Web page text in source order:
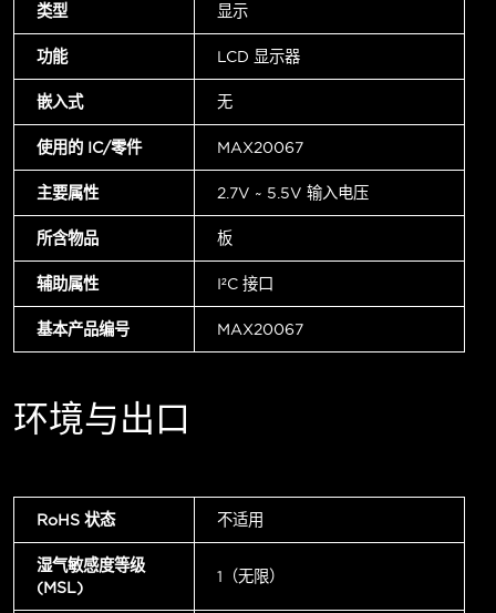
类型 显示
功能 LCD 显示器
嵌入式 无
使用的 IC/零件 MAX20067
主要属性 2.7V ~ 5.5V 输入电压
所含物品 板
辅助属性 I²C 接口
基本产品编号 MAX20067
环境与出口
RoHS 状态 不适用
湿气敏感度等级
(MSL)
1（无限）